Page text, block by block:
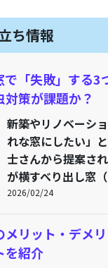
ち情報
で「失敗」する3
策が課題か？
新築やリノベーシ
れな窓にしたい」
士さんから提案さ
が横すべり出し窓
2026/02/24
メリット・デメ
を紹介